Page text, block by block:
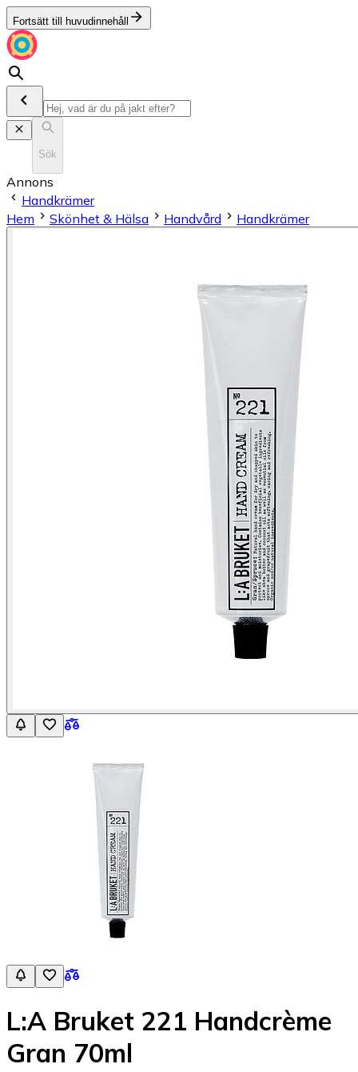
Fortsätt till huvudinnehåll
Sök
Annons
Handkrämer
Hem
Skönhet & Hälsa Handvård Handkrämer
L:A Bruket 221 Handcrème
Gran 70ml